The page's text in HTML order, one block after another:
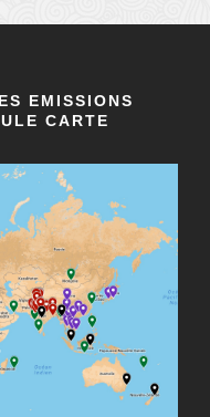
EMISSIONS
CARTE